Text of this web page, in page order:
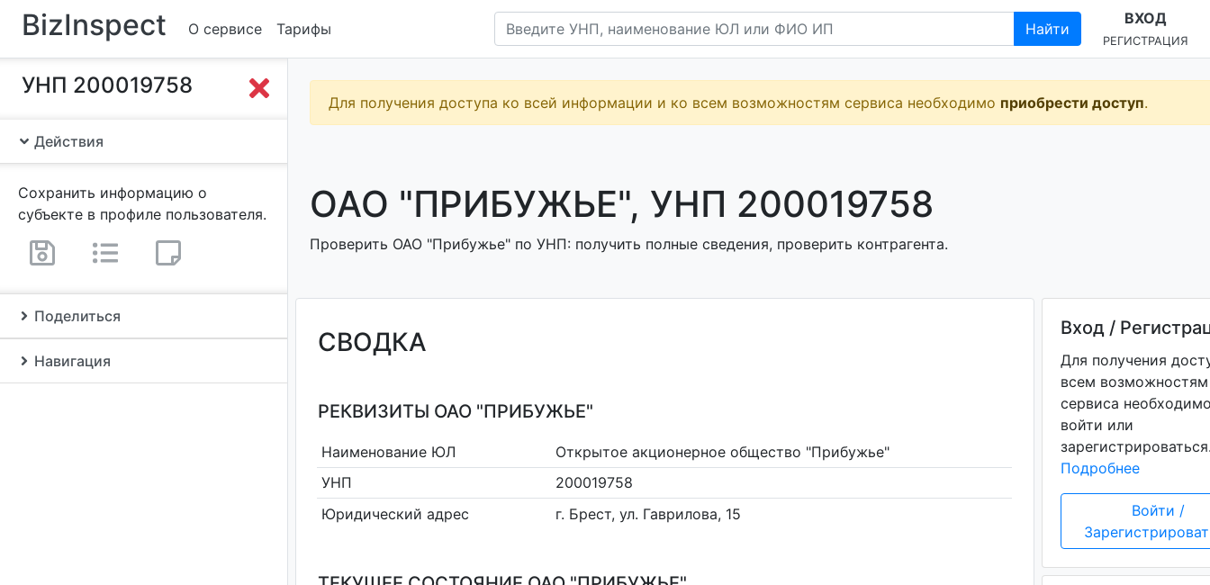
BizInspect О сервисе Тарифы Найти
ВХОД
РЕГИСТРАЦИЯ
УНП 200019758
Действия
Сохранить информацию о
субъекте в профиле пользователя.
Поделиться
Навигация
Для получения доступа ко всей информации и ко всем возможностям сервиса необходимо приобрести доступ.
ОАО "ПРИБУЖЬЕ", УНП 200019758
Проверить ОАО "Прибужье" по УНП: получить полные сведения, проверить контрагента.
СВОДКА
РЕКВИЗИТЫ ОАО "ПРИБУЖЬЕ"
Наименование ЮЛ
Открытое акционерное общество "Прибужье"
УНП
200019758
Юридический адрес
г. Брест, ул. Гаврилова, 15
Вход /
Для получения
всем возможностям
сервиса
войти или
Подробнее
Войти /